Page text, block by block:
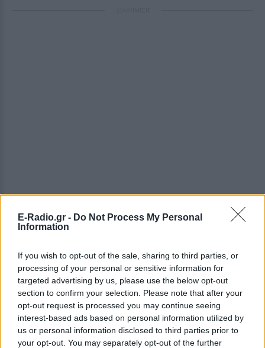
E-Radio.gr - Do Not Process My Personal
Information
If you wish to opt-out of the sale, sharing to third parties, or
processing of your personal or sensitive information for
targeted advertising by us, please use the below opt-out
section to confirm your selection. Please note that after your
opt-out request is processed you may continue seeing
interest-based ads based on personal information utilized by
us or personal information disclosed to third parties prior to
your opt-out. You may separately opt-out of the further
ΔΕΙΤΕ ΕΠΙΣΗΣ
ΣΤΗΝ ΙΔΙΑ ΚΑΤΗΓΟΡΙΑ